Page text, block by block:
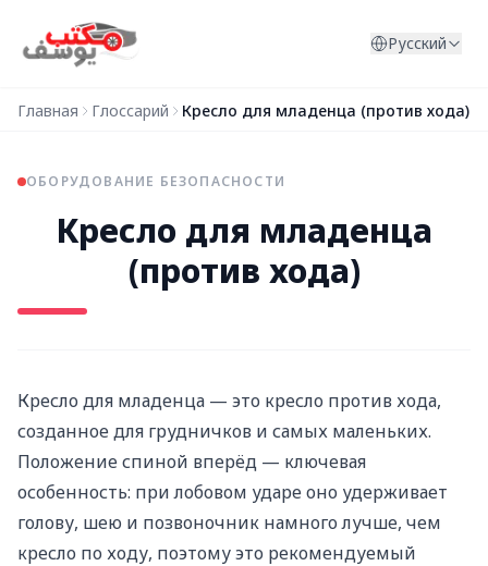
Русский
Главная Глоссарий Кресло для младенца (против хода)
ОБОРУДОВАНИЕ БЕЗОПАСНОСТИ
Кресло для младенца
(против хода)
Кресло для младенца — это кресло против хода,
созданное для грудничков и самых маленьких.
Положение спиной вперёд — ключевая
особенность: при лобовом ударе оно удерживает
голову, шею и позвоночник намного лучше, чем
кресло по ходу, поэтому это рекомендуемый